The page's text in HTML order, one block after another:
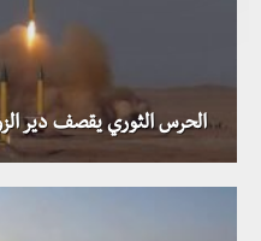
الحرس الثوري يقصف دير